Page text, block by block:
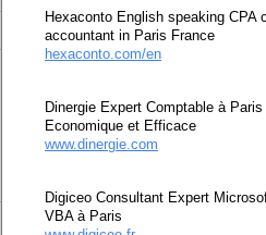
Hexaconto English speaking CPA
accountant in Paris France
hexaconto.com/en
Dinergie Expert Comptable à Paris
Economique et Efficace
www.dinergie.com
Digiceo Consultant Expert
VBA à Paris